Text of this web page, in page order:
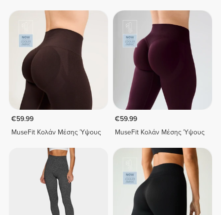
€59.99
MuseFit Κολάν Μέσης Ύψους
€59.99
MuseFit Κολάν Μέσης Ύψους